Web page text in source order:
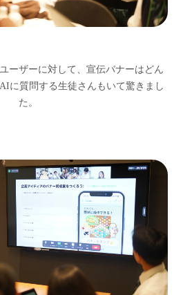
ーザーに対して、宣伝バナーはどん
に質問する生徒さんもいて驚きまし
た。